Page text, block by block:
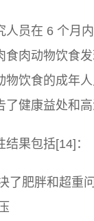
人员在 6 个月
食肉动物饮食
物饮食的成年
了健康益处和
果包括[14]：
了肥胖和超重